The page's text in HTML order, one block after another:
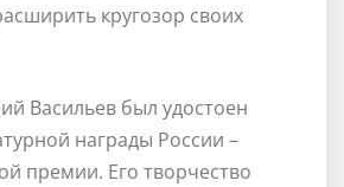
кругозор своих
Васильев был удостоен
награды России –
премии. Его творчество